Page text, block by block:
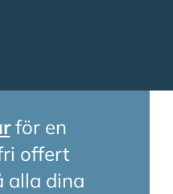
för en
offert
alla dina